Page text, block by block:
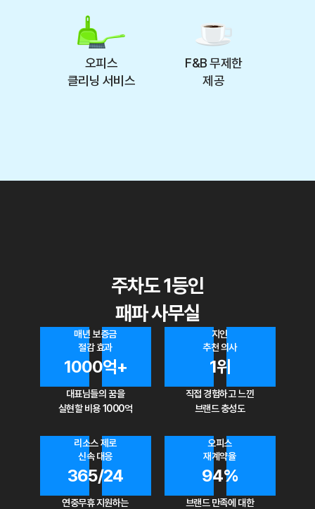
오피스
클리닝 서비스
F&B 무제한
제공
주차도 1등인
패파 사무실
매년 보증금
절감 효과
1000억+
대표님들의 꿈을
실현할 비용 1000억
지인
추천 의사
1위
직접 경험하고 느낀
브랜드 충성도
리소스 제로
신속 대응
365/24
연중무휴 지원하는
오피스
재계약율
94%
브랜드 만족에 대한